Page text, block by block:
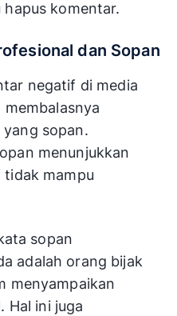
komentar.
dan Sopan
negatif di media
membalasnya
sopan.
menunjukkan
mampu
sopan
adalah orang bijak
menyampaikan
Hal ini juga